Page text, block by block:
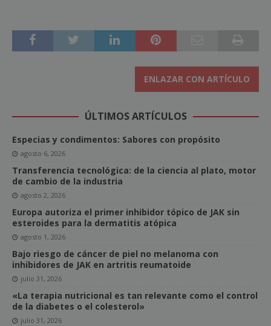
ENLAZAR CON ARTÍCULO
ÚLTIMOS ARTÍCULOS
Especias y condimentos: Sabores con propósito
agosto 6, 2026
Transferencia tecnológica: de la ciencia al plato, motor
de cambio de la industria
agosto 2, 2026
Europa autoriza el primer inhibidor tópico de JAK sin
esteroides para la dermatitis atópica
agosto 1, 2026
Bajo riesgo de cáncer de piel no melanoma con
inhibidores de JAK en artritis reumatoide
julio 31, 2026
«La terapia nutricional es tan relevante como el control
de la diabetes o el colesterol»
julio 31, 2026